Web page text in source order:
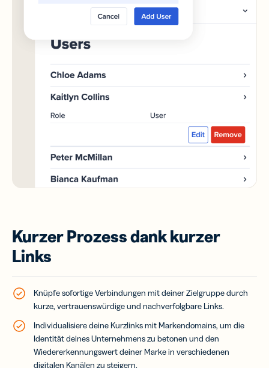
Kurzer Prozess dank kurzer
Links
Knüpfe sofortige Verbindungen mit deiner Zielgruppe durch
kurze, vertrauenswürdige und nachverfolgbare Links.
Individualisiere deine Kurzlinks mit Markendomains, um die
Identität deines Unternehmens zu betonen und den
Wiedererkennungswert deiner Marke in verschiedenen
digitalen Kanälen zu steigern.